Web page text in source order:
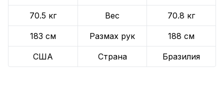
70.5 кг Вес 70.8 кг
183 см Размах рук 188 см
США Страна Бразилия